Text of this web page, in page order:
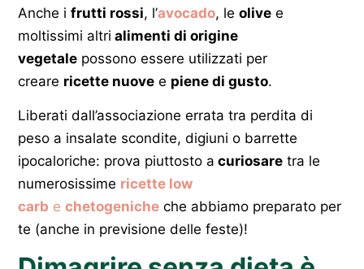
Anche i frutti rossi, l’avocado, le olive e
moltissimi altri alimenti di origine
vegetale possono essere utilizzati per
creare ricette nuove e piene di gusto.
Liberati dall’associazione errata tra perdita di
peso a insalate scondite, digiuni o barrette
ipocaloriche: prova piuttosto a curiosare tra le
numerosissime ricette low
carb e chetogeniche che abbiamo preparato per
te (anche in previsione delle feste)!